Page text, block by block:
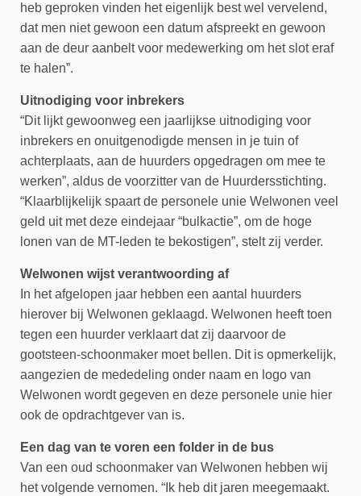
heb geproken vinden het eigenlijk best wel vervelend,
dat men niet gewoon een datum afspreekt en gewoon
aan de deur aanbelt voor medewerking om het slot eraf
te halen”.
Uitnodiging voor inbrekers
“Dit lijkt gewoonweg een jaarlijkse uitnodiging voor
inbrekers en onuitgenodigde mensen in je tuin of
achterplaats, aan de huurders opgedragen om mee te
werken”, aldus de voorzitter van de Huurdersstichting.
“Klaarblijkelijk spaart de personele unie Welwonen veel
geld uit met deze eindejaar “bulkactie”, om de hoge
lonen van de MT-leden te bekostigen”, stelt zij verder.
Welwonen wijst verantwoording af
In het afgelopen jaar hebben een aantal huurders
hierover bij Welwonen geklaagd. Welwonen heeft toen
tegen een huurder verklaart dat zij daarvoor de
gootsteen-schoonmaker moet bellen. Dit is opmerkelijk,
aangezien de mededeling onder naam en logo van
Welwonen wordt gegeven en deze personele unie hier
ook de opdrachtgever van is.
Een dag van te voren een folder in de bus
Van een oud schoonmaker van Welwonen hebben wij
het volgende vernomen. “Ik heb dit jaren meegemaakt.